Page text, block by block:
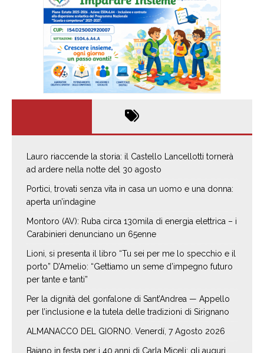
Lauro riaccende la storia: il Castello Lancellotti tornerà
ad ardere nella notte del 30 agosto
Portici, trovati senza vita in casa un uomo e una donna:
aperta un’indagine
Montoro (AV): Ruba circa 130mila di energia elettrica – i
Carabinieri denunciano un 65enne
Lioni, si presenta il libro “Tu sei per me lo specchio e il
porto” D’Amelio: “Gettiamo un seme d’impegno futuro
per tante e tanti”
Per la dignità del gonfalone di Sant’Andrea — Appello
per l’inclusione e la tutela delle tradizioni di Sirignano
ALMANACCO DEL GIORNO. Venerdí, 7 Agosto 2026
Baiano in festa per i 40 anni di Carla Miceli: gli auguri